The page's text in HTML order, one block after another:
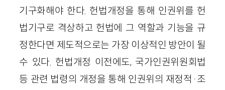
기구화해야 한다. 헌법개정을 통해 인권위를 헌
법기구로 격상하고 헌법에 그 역할과 기능을 규
정한다면 제도적으로는 가장 이상적인 방안이 될
수 있다. 헌법개정 이전에도, 국가인권위원회법
등 관련 법령의 개정을 통해 인권위의 재정적·조